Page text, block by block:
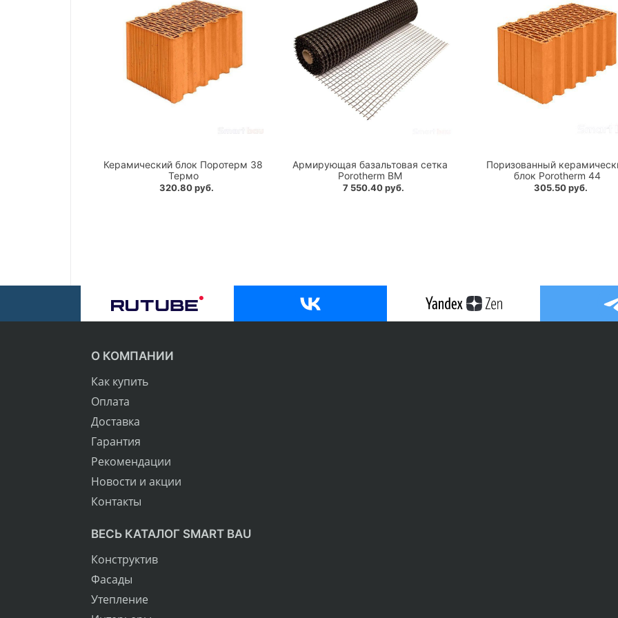
Керамический блок Поротерм 38
Термо
320.80 руб.
Армирующая базальтовая сетка
Porotherm BM
7 550.40 руб.
Поризованный
блок Porotherm 44
305.50 руб.
О КОМПАНИИ
Как купить
Оплата
Доставка
Гарантия
Рекомендации
Новости и акции
Контакты
ВЕСЬ КАТАЛОГ SMART BAU
Конструктив
Фасады
Утепление